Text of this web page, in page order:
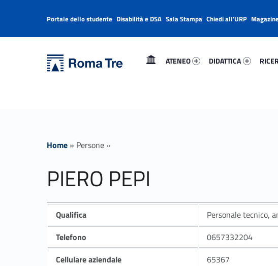
PIERO PEPI - Università Roma Tre
ATENEO
DIDATTICA
Header info sidebar
Portale dello studente Disabilità e DSA Sala Stampa Chiedi all’URP
Home » Persone »
PIERO PEPI
Qualifica
Personale tecnico,
Telefono
0657332204
Cellulare aziendale
65367